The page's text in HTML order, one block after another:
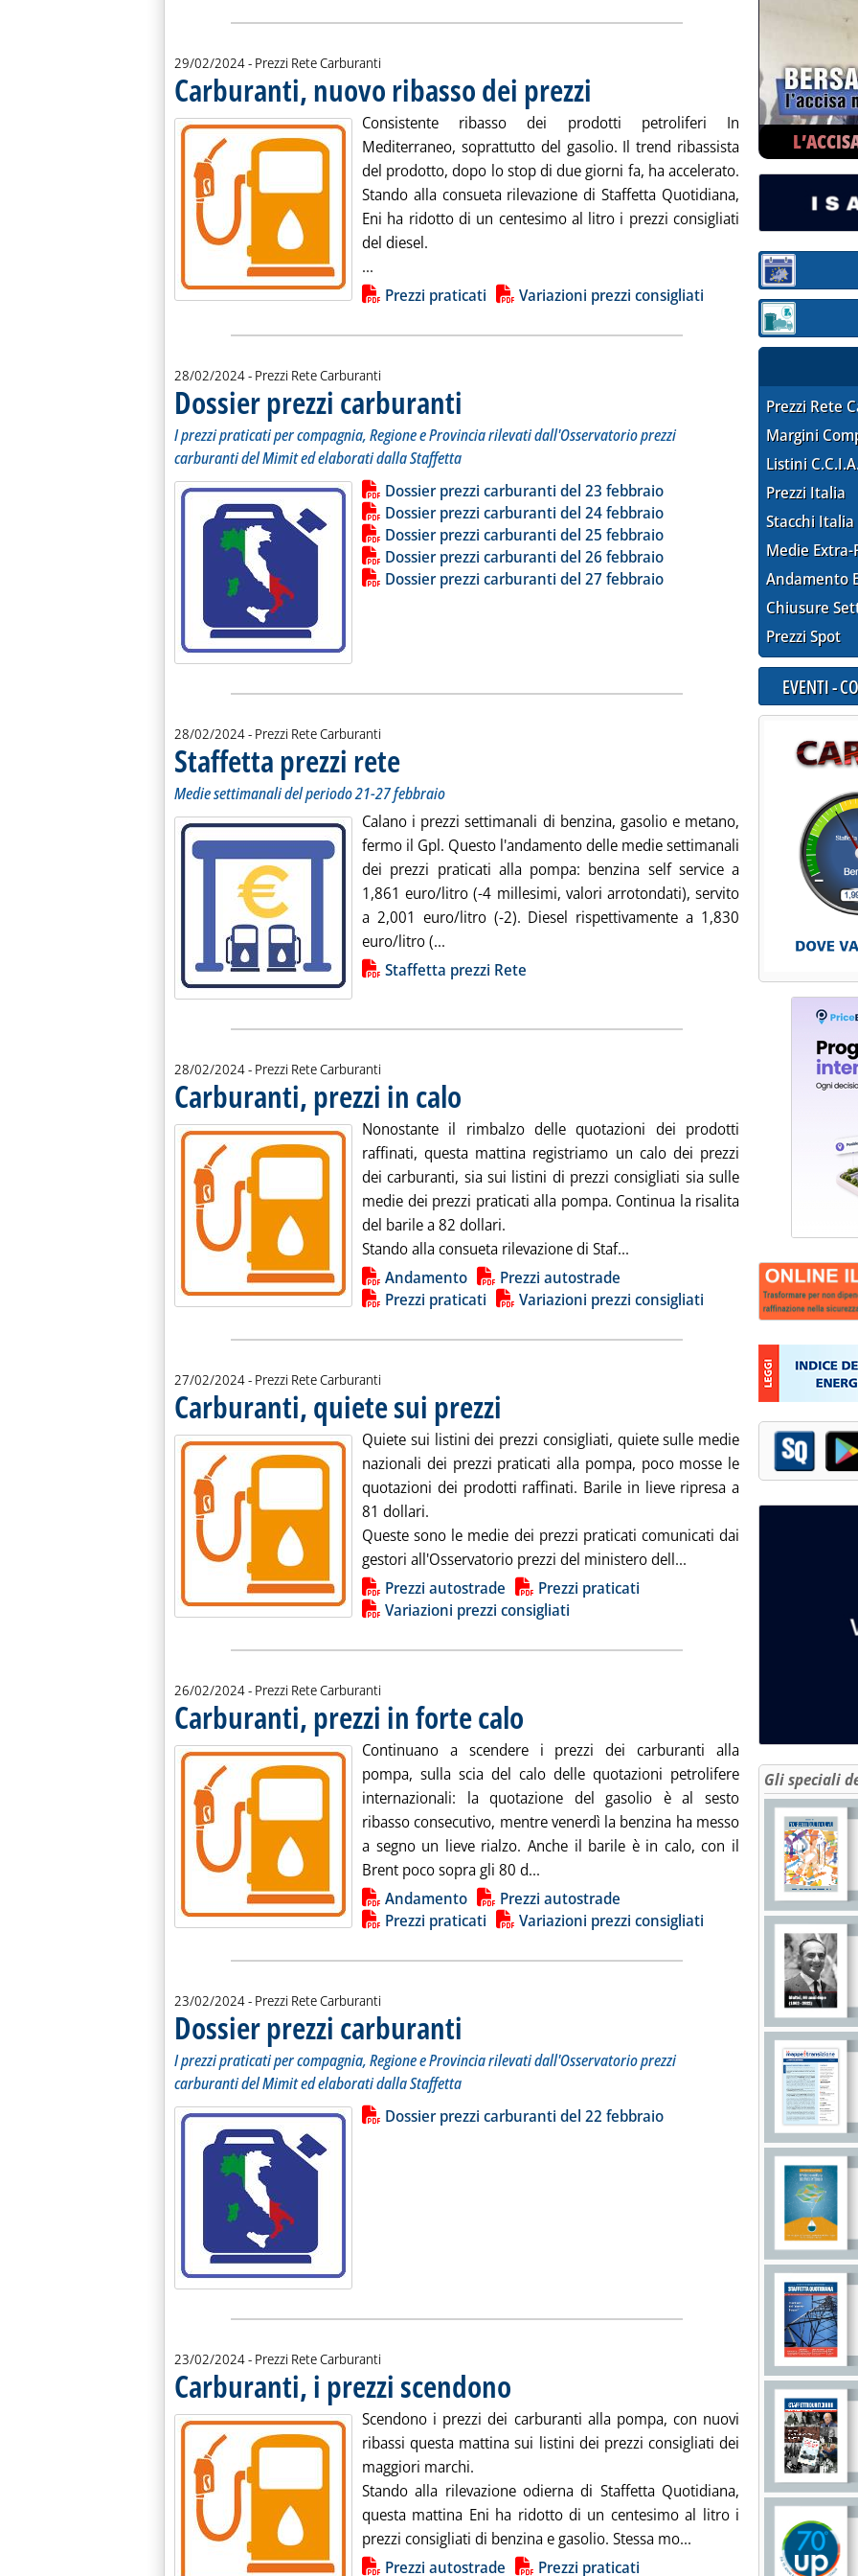
29/02/2024- Prezzi Rete Carburanti
Carburanti, nuovo ribasso dei prezzi . Pubblicata giovedì 29 febbraio 2024 alle 9.46.
Consistente ribasso dei prodotti petroliferi In
Mediterraneo, soprattutto del gasolio. Il trend ribassista
del prodotto, dopo lo stop di due giorni fa, ha accelerato.
Stando alla consueta rilevazione di Staffetta Quotidiana,
Eni ha ridotto di un centesimo al litro i prezzi consigliati
del diesel.
... Leggi tutta la notizia: 'Carburanti, nuovo ribasso dei prezzi'
Lista allegati PDF alla notiziaPrezzi praticati Variazioni prezzi consigliati
28/02/2024- Prezzi Rete Carburanti
Dossier prezzi carburanti . Sottotitolo: I prezzi praticati per compagnia, Regione e Provincia rilevati
I prezzi praticati per compagnia, Regione e Provincia rilevati dall'Osservatorio prezzi
carburanti del Mimit ed elaborati dalla Staffetta
Leggi tutta la notizia: 'Dossier prezzi carburanti'
Lista allegati PDF alla notiziaDossier prezzi carburanti del 23 febbraio
Dossier prezzi carburanti del 24 febbraio
Dossier prezzi carburanti del 25 febbraio
Dossier prezzi carburanti del 26 febbraio
Dossier prezzi carburanti del 27 febbraio
28/02/2024- Prezzi Rete Carburanti
Staffetta prezzi rete
Medie settimanali del periodo 21-27 febbraio
Calano i prezzi settimanali di benzina, gasolio e metano,
fermo il Gpl. Questo l'andamento delle medie settimanali
dei prezzi praticati alla pompa: benzina self service a
1,861 euro/litro (-4 millesimi, valori arrotondati), servito
a 2,001 euro/litro (-2). Diesel rispettivamente a 1,830
euro/litro (...
Lista allegati PDF alla notiziaStaffetta prezzi Rete
28/02/2024- Prezzi Rete Carburanti
Carburanti, prezzi in calo
Nonostante il rimbalzo delle quotazioni dei prodotti
raffinati, questa mattina registriamo un calo dei prezzi
dei carburanti, sia sui listini di prezzi consigliati sia sulle
medie dei prezzi praticati alla pompa. Continua la risalita
del barile a 82 dollari.
Stando alla consueta rilevazione di Staf...
Lista allegati PDF alla notizia
Andamento
Prezzi autostrade
Prezzi praticati
Variazioni prezzi consigliati
27/02/2024- Prezzi Rete Carburanti
Carburanti, quiete sui prezzi
Quiete sui listini dei prezzi consigliati, quiete sulle medie
nazionali dei prezzi praticati alla pompa, poco mosse le
quotazioni dei prodotti raffinati. Barile in lieve ripresa a
81 dollari.
Queste sono le medie dei prezzi praticati comunicati dai
gestori all'Osservatorio prezzi del ministero dell...
Lista allegati PDF alla notiziaPrezzi autostrade
Prezzi praticati
Variazioni prezzi consigliati
26/02/2024- Prezzi Rete Carburanti
Carburanti, prezzi in forte calo
Continuano a scendere i prezzi dei carburanti alla
pompa, sulla scia del calo delle quotazioni petrolifere
internazionali: la quotazione del gasolio è al sesto
ribasso consecutivo, mentre venerdì la benzina ha messo
a segno un lieve rialzo. Anche il barile è in calo, con il
Brent poco sopra gli 80 d... Leggi tutta la notizia: 'Carburanti, prezzi in
Lista allegati PDF alla notizia
Andamento
Prezzi autostrade
Prezzi praticati
Variazioni prezzi consigliati
23/02/2024- Prezzi Rete Carburanti
Dossier prezzi carburanti . Sottotitolo: I prezzi praticati per compagnia, Regione e Provincia rilevati
I prezzi praticati per compagnia, Regione e Provincia rilevati dall'Osservatorio prezzi
carburanti del Mimit ed elaborati dalla Staffetta
Leggi tutta la notizia: 'Dossier prezzi carburanti'
Lista allegati PDF alla notiziaDossier prezzi carburanti del 22 febbraio
23/02/2024- Prezzi Rete Carburanti
Carburanti, i prezzi scendono
Scendono i prezzi dei carburanti alla pompa, con nuovi
ribassi questa mattina sui listini dei prezzi consigliati dei
maggiori marchi.
Stando alla rilevazione odierna di Staffetta Quotidiana,
questa mattina Eni ha ridotto di un centesimo al litro i
prezzi consigliati di benzina e gasolio. Stessa mo... Leggi tutta la notizia:
Lista allegati PDF alla notiziaPrezzi autostrade Prezzi praticati
Sezione:
Sezione:
Prezzi Rete
Margini
Listini
Prezzi Italia
Stacchi Italia
Medie Extra-
Andamento
Chiusure
Prezzi Spot
EVENTI -
Gli speciali